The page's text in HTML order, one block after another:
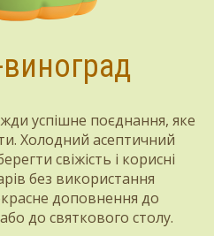
успішне поєднання, яке
Холодний асептичний
свіжість і корисні
без використання
доповнення до
до святкового столу.